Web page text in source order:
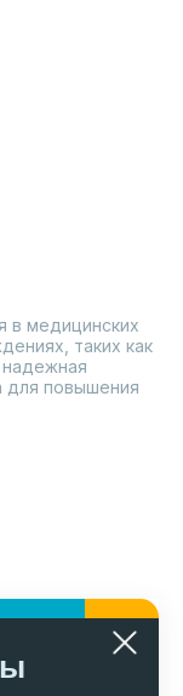
в медицинских
таких как
для повышения